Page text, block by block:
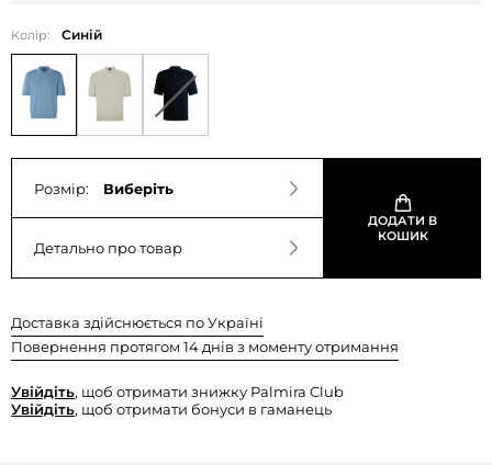
Колір: Синій
Розмір: Виберіть
Детально про товар
ДОДАТИ В
КОШИК
Доставка здійснюється по Україні
Повернення протягом 14 днів з моменту отримання
Увійдіть, щоб отримати знижку Palmira Club
Увійдіть, щоб отримати бонуси в гаманець